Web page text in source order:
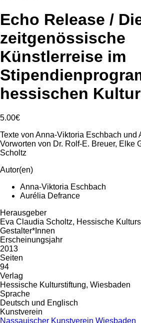
Echo Release /
zeitgenössische
Künstlerreise im
hessischen
5.00€
Texte von Anna-Viktoria Eschbach und
Vorworten von Dr. Rolf-E. Breuer, Elke
Scholtz
Autor(en)
Anna-Viktoria Eschbach
Aurélia Defrance
Herausgeber
Eva Claudia Scholtz, Hessische
Gestalter*Innen
Erscheinungsjahr
2013
Seiten
94
Verlag
Hessische Kulturstiftung, Wiesbaden
Sprache
Deutsch und Englisch
Kunstverein
Nassauischer Kunstverein Wiesbaden